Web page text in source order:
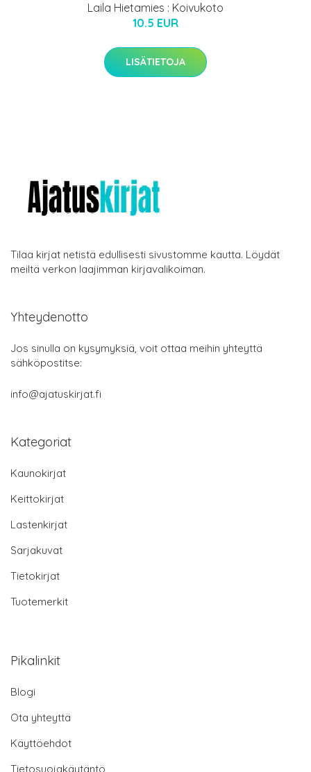
Laila Hietamies : Koivukoto
10.5 EUR
LISÄTIETOJA
Tilaa kirjat netistä edullisesti sivustomme kautta. Löydät
meiltä verkon laajimman kirjavalikoiman.
Yhteydenotto
Jos sinulla on kysymyksiä, voit ottaa meihin yhteyttä
sähköpostitse:
info@ajatuskirjat.fi
Kategoriat
Kaunokirjat
Keittokirjat
Lastenkirjat
Sarjakuvat
Tietokirjat
Tuotemerkit
Pikalinkit
Blogi
Ota yhteyttä
Käyttöehdot
Tietosuojakäytäntö